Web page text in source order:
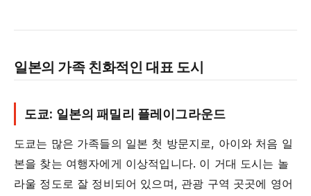
일본의 가족 친화적인 대표 도시
도쿄: 일본의 패밀리 플레이그라운드
도쿄는 많은 가족들의 일본 첫 방문지로, 아이와 처음 일
본을 찾는 여행자에게 이상적입니다. 이 거대 도시는 놀
라울 정도로 잘 정비되어 있으며, 관광 구역 곳곳에 영어